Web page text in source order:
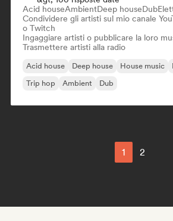
Acid houseAmbientDeep houseDub
Condividere gli artisti sul mio canale
o Twitch
Ingaggiare artisti o pubblicare la loro
Trasmettere artisti alla radio
Acid house Deep house House music
Trip hop
Ambient Dub
1 2